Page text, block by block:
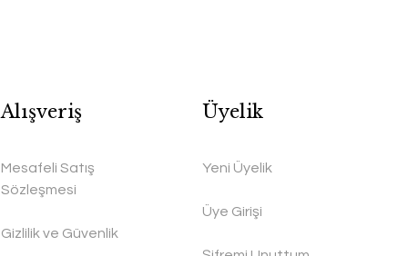
Alışveriş
Mesafeli Satış
Sözleşmesi
Gizlilik ve Güvenlik
Üyelik
Yeni Üyelik
Üye Girişi